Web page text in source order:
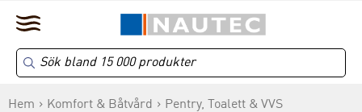
Hem Komfort & Båtvård Pentry, Toalett & VVS